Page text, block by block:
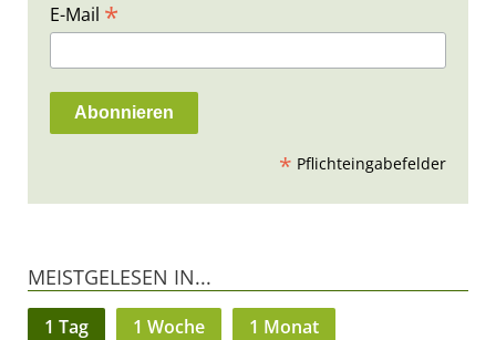
E-Mail *
* Pflichteingabefelder
MEISTGELESEN IN...
1 Tag 1 Woche 1 Monat